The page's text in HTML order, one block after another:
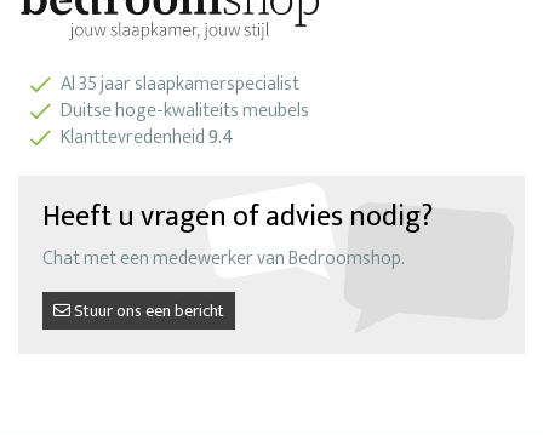
Al 35 jaar slaapkamerspecialist
Duitse hoge-kwaliteits meubels
Klanttevredenheid9.4
Heeft u vragen of advies nodig?
Chat met een medewerker van Bedroomshop.
Stuur ons een bericht